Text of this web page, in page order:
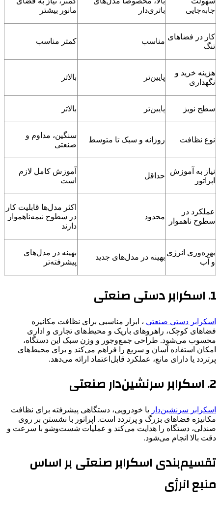
جابه‌جایی
باتری‌دار
مانور بیشتر
کار در فضاهای
تنگ
مناسب کمتر مناسب
هزینه خرید و
نگهداری
پایین‌تر بالاتر
سطح نویز پایین‌تر بالاتر
نوع نظافت روزانه و سبک تا متوسط
سنگین، مداوم و
صنعتی
نیاز به آموزش
اپراتور
حداقل
آموزش کامل لازم
است
عملکرد در
سطوح ناهموار
محدود
اکثر مدل‌ها قابلیت کار
در سطوح نیمه‌ناهموار
دارند
بهره‌وری انرژی
و آب
بهینه در مدل‌های جدید
بهینه در مدل‌های
پیشرفته‌تر
1. اسکرابر دستی صنعتی
اسکرابر دستی صنعتی ، ابزار مناسبی برای نظافت مکانیزه
فضاهای کوچک، راهروهای باریک و محیط‌های تجاری و اداری
محسوب می‌شود. طراحی جمع‌وجور و وزن سبک این دستگاه،
امکان استفاده آسان و سریع را فراهم می‌کند و برای محیط‌های
پرتردد یا دارای مانع، عملکرد قابل‌اعتماد ارائه می‌دهد.
2. اسکرابر سرنشین‌دار صنعتی
اسکرابر سرنشین‌دار یا خودرویی، دستگاهی پیشرفته برای نظافت
مکانیزه فضاهای بزرگ و پرتردد است. اپراتور با نشستن بر روی
صندلی، دستگاه را هدایت می‌کند و عملیات شست‌وشو با سرعت و
دقت بالا انجام می‌شود.
تقسیم‌بندی اسکرابر صنعتی بر اساس
منبع انرژی